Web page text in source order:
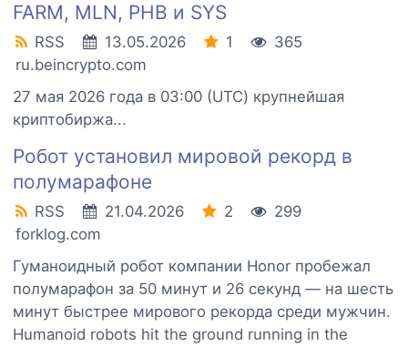
FARM, MLN, PHB и SYS
RSS 13.05.2026 1
365
ru.beincrypto.com
27 мая 2026 года в 03:00 (UTC) крупнейшая
криптобиржа...
Робот установил мировой рекорд в
полумарафоне
RSS 21.04.2026 2
299
forklog.com
Гуманоидный робот компании Honor пробежал
полумарафон за 50 минут и 26 секунд — на шесть
минут быстрее мирового рекорда среди мужчин.
Humanoid robots hit the ground running in the